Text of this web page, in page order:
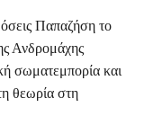
Παπαζήση το
Ανδρομάχης
σωματεμπορία και
θεωρία στη